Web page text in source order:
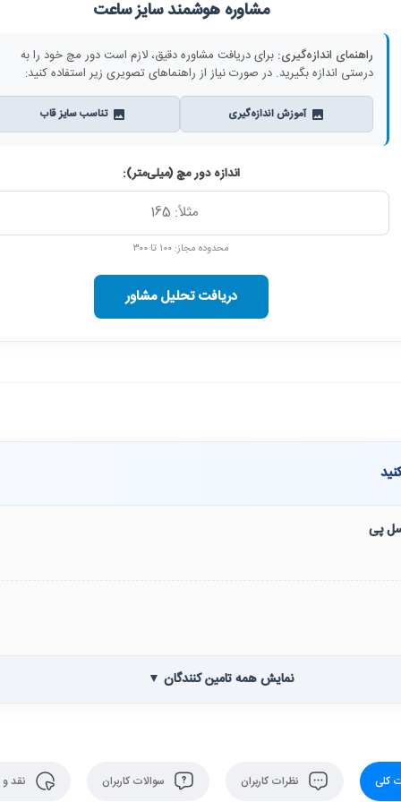
مشاوره هوشمند سایز ساعت
راهنمای اندازه‌گیری: برای دریافت مشاوره دقیق، لازم است دور مچ خود را به
درستی اندازه بگیرید. در صورت نیاز از راهنماهای تصویری زیر استفاده کنید:
آموزش اندازه‌گیری تناسب سایز قاب
اندازه دور مچ (میلی‌متر):
محدوده مجاز: ۱۰۰ تا ۳۰۰
دریافت تحلیل مشاور
پی
نمایش همه تامین کنندگان ▼
کلی نظرات کاربران سوالات کاربران نقد